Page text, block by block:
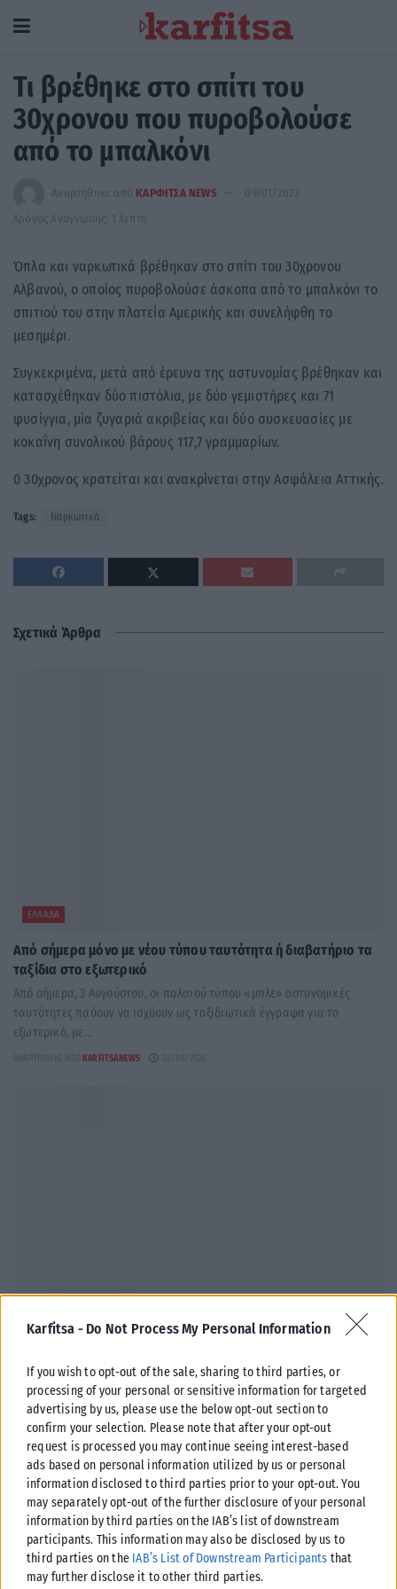
Karfitsa - Do Not Process My Personal Information
If you wish to opt-out of the sale, sharing to third parties, or
processing of your personal or sensitive information for targeted
advertising by us, please use the below opt-out section to
confirm your selection. Please note that after your opt-out
request is processed you may continue seeing interest-based
ads based on personal information utilized by us or personal
information disclosed to third parties prior to your opt-out. You
may separately opt-out of the further disclosure of your personal
information by third parties on the IAB’s list of downstream
participants. This information may also be disclosed by us to
third parties on the IAB’s List of Downstream Participants that
may further disclose it to other third parties.
Τι βρέθηκε στο σπίτι του
30χρονου που πυροβολούσε
από το μπαλκόνι
Αναρτήθηκε από ΚΑΡΦΙΤΣΑ NEWS
09/01/2022
Χρόνος Ανάγνωσης: 1 λεπτό
Όπλα και ναρκωτικά βρέθηκαν στο σπίτι του 30χρονου
Αλβανού, ο οποίος πυροβολούσε άσκοπα από το μπαλκόνι το
σπιτιού του στην πλατεία Αμερικής και συνελήφθη το
μεσημέρι.
Συγκεκριμένα, μετά από έρευνα της αστυνομίας βρέθηκαν και
κατασχέθηκαν δύο πιστόλια, με δύο γεμιστήρες και 71
φυσίγγια, μία ζυγαριά ακριβείας και δύο συσκευασίες με
κοκαΐνη συνολικού βάρους 117,7 γραμμαρίων.
0 30χρονος κρατείται και ανακρίνεται στην Ασφάλεια Αττικής.
Tags: Ναρκωτικά
Σχετικά Άρθρα
ΕΛΛΆΔΑ
Από σήμερα μόνο με νέου τύπου ταυτότητα ή διαβατήριο τα
ταξίδια στο εξωτερικό
Από σήμερα, 3 Αυγούστου, οι παλαιού τύπου «μπλε» αστυνομικές
ταυτότητες παύουν να ισχύουν ως ταξιδιωτικά έγγραφα για το
εξωτερικό, με...
ΑΝΑΡΤΉΘΗΚΕ ΑΠΌ KARFITSANEWS
ΕΛΛΆΔΑ
Υπουργείο Κλιματικής Κρίσης: Ενέργειες για την κρατική
αρωγή προς τους πυρόπληκτους
Σε εξέλιξη βρίσκονται οι διαδικασίες κρατικής αρωγής για τις περιοχές
που επλήγησαν από τις πρόσφατες πυρκαγιές, με τις αρμόδιες αρχές...
ΑΝΑΡΤΉΘΗΚΕ ΑΠΌ 02/08/2026